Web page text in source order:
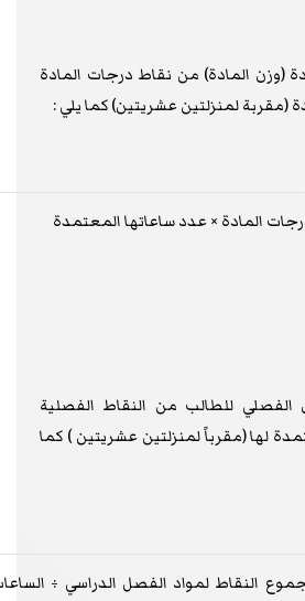
(وزن المادة) من نقاط درجات المادة
(مقربة لمنزلتين عشريتين) كما يلي :
المادة × عدد ساعاتها المعتمدة
الفصلي للطالب من النقاط الفصلية
لها (مقرباً لمنزلتين عشريتين ) كما
النقاط لمواد الفصل الدراسي ÷